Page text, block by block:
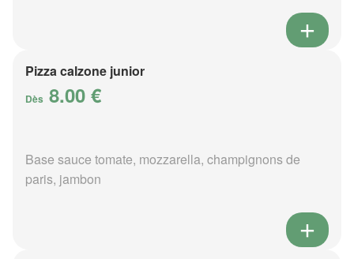
Pizza calzone junior
Dès 8.00 €
Base sauce tomate, mozzarella, champignons de
paris, jambon